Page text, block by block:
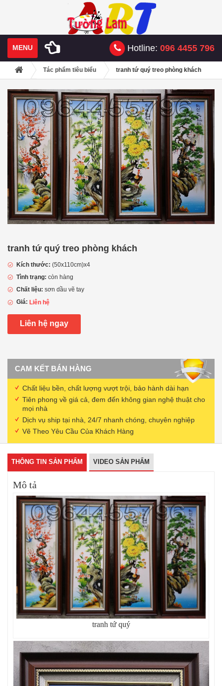
MENU Hotline: 096 4455 796
Tác phẩm tiêu biểu tranh tứ quý treo phòng khách
tranh tứ quý treo phòng khách
Kích thước: (50x110cm)x4
Tình trạng: còn hàng
Chất liệu: sơn dầu vẽ tay
Giá: Liên hệ
Liên hệ ngay
CAM KẾT BÁN HÀNG
Chất liệu bền, chất lượng vượt trội, bảo hành dài hạn
Tiên phong về giá cả, đem đến không gian nghệ thuật cho
mọi nhà
Dịch vụ ship tại nhà, 24/7 nhanh chóng, chuyên nghiệp
Vẽ Theo Yêu Cầu Của Khách Hàng
THÔNG TIN SẢN PHẨM VIDEO SẢN PHẨM
Mô tả
tranh tứ quý